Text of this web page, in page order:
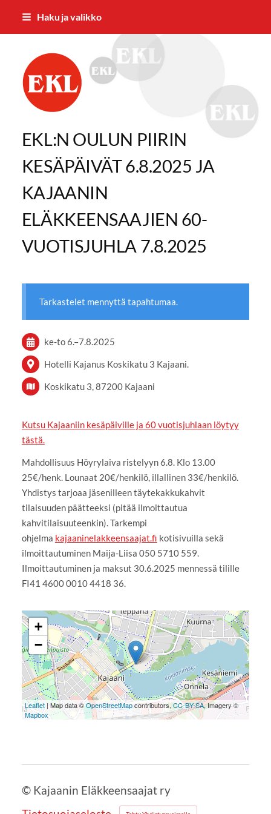
Siirry
Haku ja valikko
Kajaanin Eläkkeensaajat ry
EKL:N OULUN PIIRIN
KESÄPÄIVÄT 6.8.2025 JA
KAJAANIN
ELÄKKEENSAAJIEN 60-
VUOTISJUHLA 7.8.2025
Tarkastelet mennyttä tapahtumaa.
ke-to6.–7.8.2025
Hotelli Kajanus Koskikatu 3 Kajaani.
Koskikatu 3, 87200 Kajaani
Kutsu Kajaaniin kesäpäiville ja 60 vuotisjuhlaan löytyy
tästä.
Mahdollisuus Höyrylaiva ristelyyn 6.8. Klo 13.00
25€/henk. Lounaat 20€/henkilö, illallinen 33€/henkilö.
Yhdistys tarjoaa jäsenilleen täytekakkukahvit
tilaisuuden päätteeksi (pitää ilmoittautua
kahvitilaisuuteenkin). Tarkempi
ohjelma kajaaninelakkeensaajat.fi kotisivuilla sekä
ilmoittautuminen Maija-Liisa 050 5710 559.
Ilmoittautuminen ja maksut 30.6.2025 mennessä tilille
FI41 4600 0010 4418 36.
+
−
Leaflet| Map data ©OpenStreetMapcontributors,CC-BY-SA, Imagery ©
Mapbox
© Kajaanin Eläkkeensaajat ry